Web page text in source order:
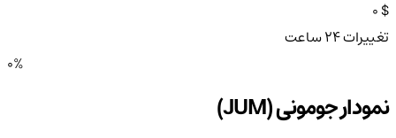
$ 0
تغییرات ۲۴ ساعت
0%
نمودار جومونی (JUM)